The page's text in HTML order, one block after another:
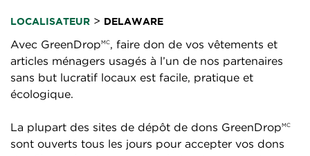
LOCALISATEUR > DELAWARE
Avec GreenDropMC, faire don de vos vêtements et
articles ménagers usagés à l’un de nos partenaires
sans but lucratif locaux est facile, pratique et
écologique.
La plupart des sites de dépôt de dons GreenDropMC
sont ouverts tous les jours pour accepter vos dons